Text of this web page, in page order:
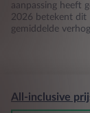
aanpassing heeft
2026 betekent dit
gemiddelde
All-inclusive